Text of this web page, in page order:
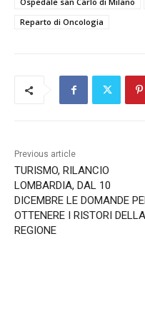
Reparto di Oncologia
Previous article
TURISMO, RILANCIO
LOMBARDIA, DAL 10
DICEMBRE LE DOMANDE
OTTENERE I RISTORI DELLA
REGIONE